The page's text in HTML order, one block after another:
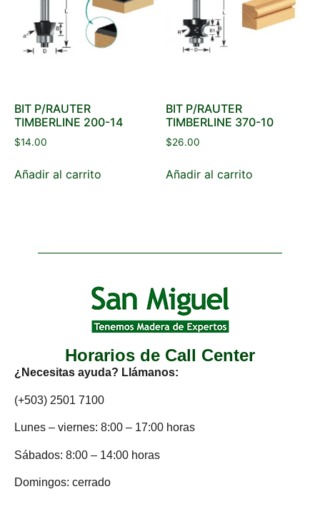
BIT P/RAUTER
TIMBERLINE 200-14
$14.00
Añadir al carrito
BIT P/RAUTER
TIMBERLINE 370-10
$26.00
Añadir al carrito
Horarios de Call Center
¿Necesitas ayuda? Llámanos:
(+503) 2501 7100
Lunes – viernes: 8:00 – 17:00 horas
Sábados: 8:00 – 14:00 horas
Domingos: cerrado